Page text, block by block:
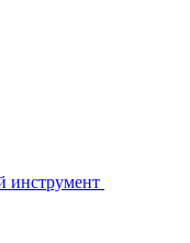
инструмент